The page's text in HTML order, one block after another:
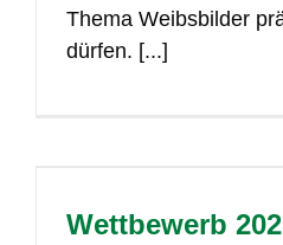
Thema Weibsbilder
dürfen. [...]
Wettbewerb